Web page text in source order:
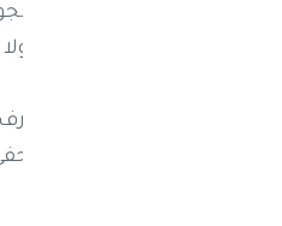
التعليقات على المفارقة
مناطق واسعة من العالم، ولا
أحمد حليف أن مديرية
الحرارة"، بينما وصف